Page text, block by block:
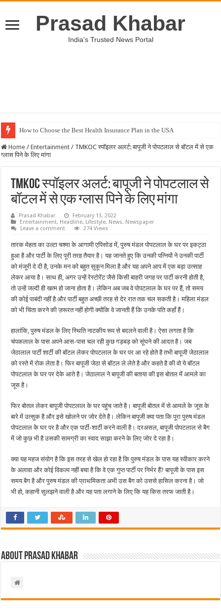
Prasad Khabar
India's Trusted News Portal
How to Choose the Best Health Insurance Plan in the USA
Home / Entertainment / TMKOC स्पॉइलर अलर्ट: बापूजी ने पोपटलाल से बॉटल में से एक
ग्लास पिने के लिए मांगा
TMKOC स्पॉइलर अलर्ट: बापूजी ने पोपटलाल से
बॉटल में से एक ग्लास पिने के लिए मांगा
Prasad Khabar
February 13, 2022
Entertainment, Headline, Lifestyle, News, Newspaper
Leave a comment
274 Views
तारक मेहता का उल्टा चश्मा के आगामी एपिसोड में, पुरुष मंडल पोपटलाल के घर पर इकट्ठा
हुआ है और पार्टी के लिए पूरी तरह तैयार है। यह जानते हुए कि उनकी पत्नियों ने उनकी पार्टी
को मंजूरी दे दी है, उनके मन को बहुत सुकून मिला है और यह अपने आप में एक बड़ा उत्साह
लेकर आया है। साथ ही, अगर उन्हें रेस्टोरेंट जैसे किसी बाहरी जगह पर पार्टी करनी होती है,
तो उन्हें जल्दी ही खत्म हो जाना होता है। लेकिन अब जब वे पोपटलाल के घर पर हैं, तो समय
की कोई पाबंदी नहीं है और पार्टी बहुत अच्छी तरह से देर रात तक चल सकती है। महिला मंडल
को भी चिंता करने की ज़रूरत नहीं होगी क्योंकि वे जानती हैं कि उनके पति कहाँ हैं।
हालांकि, पुरुष मंडल के लिए स्थिति नाटकीय रूप से बदलने वाली है। ऐसा लगता है कि
चंपकलाल के पास अपने आस-पास चल रही कुछ गड़बड़ को सूंघने की आदत है। जब
जेठालाल पार्टी शार्टी की बॉटल लेकर पोपटलाल के घर पर आ रहे होते है तभी बापूजी जेठालाल
को रस्ते में रोक लेता है। फिर बापूजी जेठा से बॉटल ले लेते है और कहते है की वो ये बॉटल
पोपटलाल के घर पर देके आते है। जेठालाल ने बापूजी की बताया की इस बोतल में आमले का
जूस है।
फिर बोतल लेकर बापूजी पोपटलाल के घर पहुंच जाते है। बापूजी बोतल में से आमले के जूस के
बारे में उत्सुक है और इसे खोलने पर जोर देते है। लेकिन बापूजी क्या पता कि पूरा पुरुष मंडल
पोपटलाल के घर पर है और एक पार्टी-शार्टी करने वाली है। दरअसल, बापूजी पोपटलाल से बैग
में जो कुछ भी है उसकी सामग्री का स्वाद साझा करने के लिए जोर दे रहा है।
क्या यह महज संयोग है कि इस तरह से खेल हो रहा है कि पुरुष मंडल के पास यह स्वीकार करने
के अलावा और कोई विकल्प नहीं बचा है कि वे एक गुप्त पार्टी पर निर्भर हैं? बापूजी के पास इस
समय बैग है और पुरुष मंडल की प्राथमिकता अभी उस बैग को उससे हासिल करना है। जो
भी हो, कहानी सुलझने वाली है और यह पता लगाने के लिए कि यह किस तरफ जाती है।
About Prasad Khabar